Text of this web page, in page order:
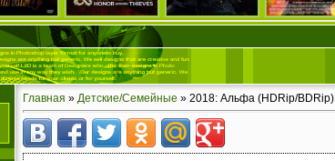
Главная » Детские/Семейные » 2018: Альфа (HDRip/BDRip)